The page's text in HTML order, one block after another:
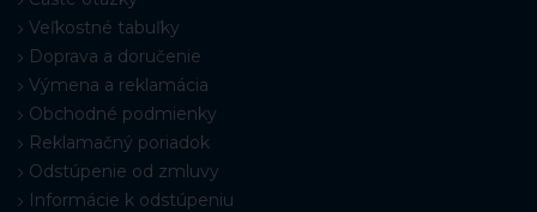
Veľkostné tabuľky
Doprava a doručenie
Výmena a reklamácia
Obchodné podmienky
Reklamačný poriadok
Odstúpenie od zmluvy
Informácie k odstúpeniu